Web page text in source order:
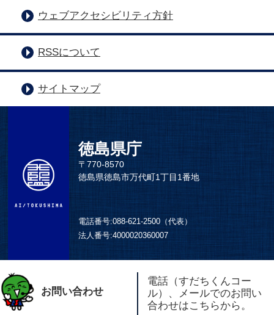
ウェブアクセシビリティ方針
RSSについて
サイトマップ
徳島県庁
〒770-8570
徳島県徳島市万代町1丁目1番地
電話番号:088-621-2500（代表）
法人番号:4000020360007
お問い合わせ
電話（すだちくんコー
ル）、メールでのお問い
合わせはこちらから。